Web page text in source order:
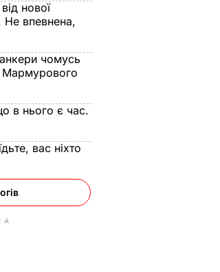
нової
Не впевнена,
чомусь
Мармурового
в нього є час.
вас ніхто